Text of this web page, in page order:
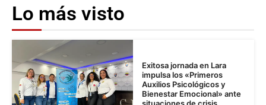
Lo más visto
Exitosa jornada en Lara
impulsa los «Primeros
Auxilios Psicológicos y
Bienestar Emocional» ante
situaciones de crisis